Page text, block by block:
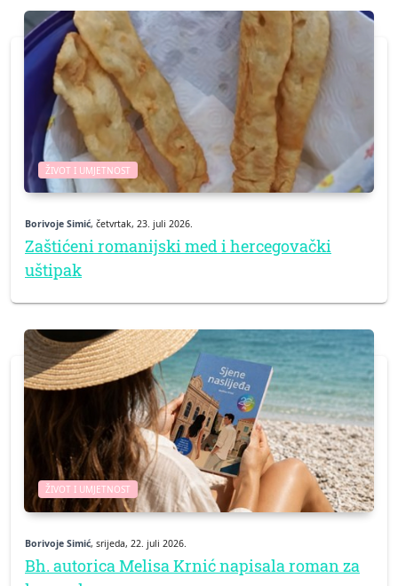
ŽIVOT I UMJETNOST
Borivoje Simić, četvrtak, 23. juli 2026.
Zaštićeni romanijski med i hercegovački
uštipak
ŽIVOT I UMJETNOST
Borivoje Simić, srijeda, 22. juli 2026.
Bh. autorica Melisa Krnić napisala roman za